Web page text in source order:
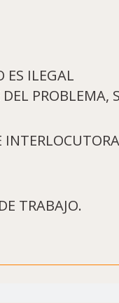
ES ILEGAL
PROBLEMA,
TRABAJO.